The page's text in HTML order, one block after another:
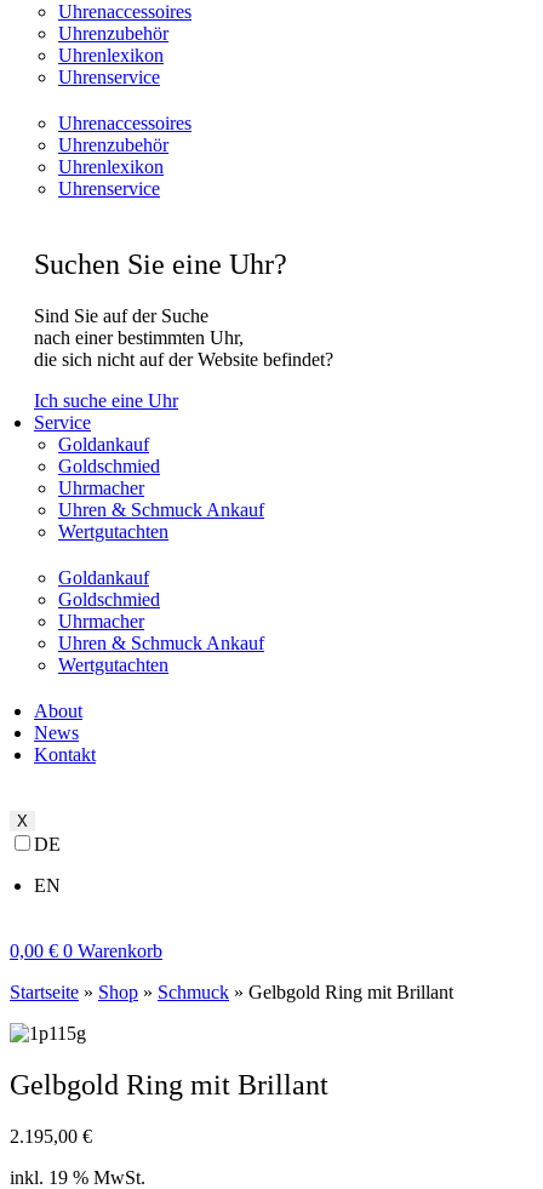
Uhrenaccessoires
Uhrenzubehör
Uhrenlexikon
Uhrenservice
Uhrenaccessoires
Uhrenzubehör
Uhrenlexikon
Uhrenservice
Suchen Sie eine Uhr?
Sind Sie auf der Suche
nach einer bestimmten Uhr,
die sich nicht auf der Website befindet?
Ich suche eine Uhr
Service
Goldankauf
Goldschmied
Uhrmacher
Uhren & Schmuck Ankauf
Wertgutachten
Goldankauf
Goldschmied
Uhrmacher
Uhren & Schmuck Ankauf
Wertgutachten
About
News
Kontakt
X
DE
EN
0,00 € 0 Warenkorb
Startseite » Shop » Schmuck » Gelbgold Ring mit Brillant
Gelbgold Ring mit Brillant
2.195,00 €
inkl. 19 % MwSt.